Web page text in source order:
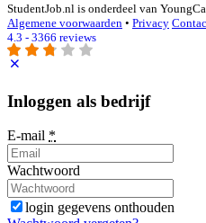
StudentJob.nl is onderdeel van
Algemene voorwaarden • Privacy
4.3 - 3366 reviews
Inloggen als bedrijf
E-mail *
Wachtwoord
login gegevens onthouden